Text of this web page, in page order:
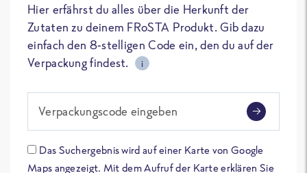
Hier erfährst du alles über die Herkunft der
Zutaten zu deinem FRoSTA Produkt. Gib dazu
einfach den 8-stelligen Code ein, den du auf der
Verpackung findest.
i
Verpackungscode eingeben
Das Suchergebnis wird auf einer Karte von Google
Maps angezeigt. Mit dem Aufruf der Karte erklären Sie